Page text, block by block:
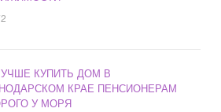
КУПИТЬ ДОМ В
КРАЕ ПЕНСИОНЕРАМ
У МОРЯ